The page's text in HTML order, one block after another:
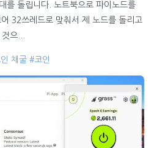
를 돌립니다. 노트북으로 파이노드를
32쓰레드로 맞춰서 제 노드를 돌리고
으...
채굴 #코인